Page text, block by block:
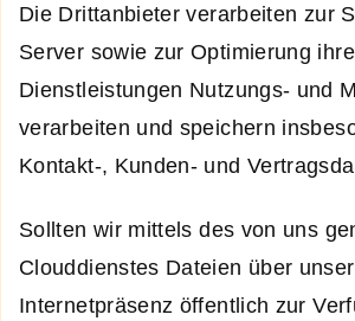
Die Drittanbieter verarbeiten zur
Server sowie zur Optimierung
Dienstleistungen Nutzungs- und
verarbeiten und speichern
Kontakt-, Kunden- und
Sollten wir mittels des von uns
Clouddienstes Dateien über
Internetpräsenz öffentlich zur